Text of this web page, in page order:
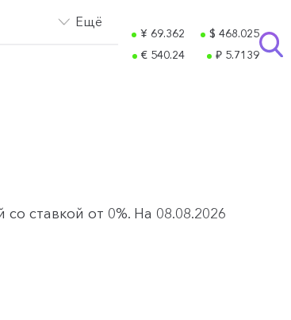
Ещё
¥ 69.362
$ 468.025
€ 540.24
₽ 5.7139
ставкой от 0%. На 08.08.2026